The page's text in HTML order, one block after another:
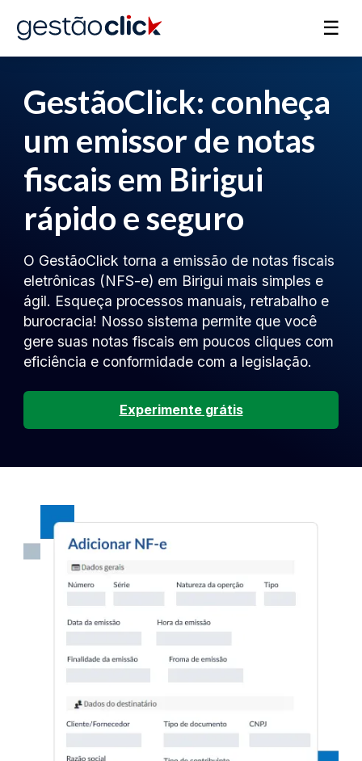
☰
GestãoClick: conheça
um emissor de notas
fiscais em Birigui
rápido e seguro
O GestãoClick torna a emissão de notas fiscais
eletrônicas (NFS-e) em Birigui mais simples e
ágil. Esqueça processos manuais, retrabalho e
burocracia! Nosso sistema permite que você
gere suas notas fiscais em poucos cliques com
eficiência e conformidade com a legislação.
Experimente grátis